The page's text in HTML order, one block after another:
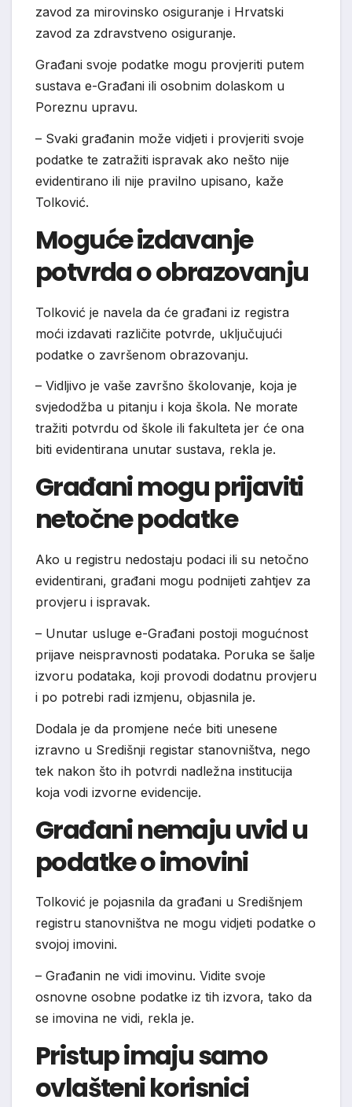
zavod za mirovinsko osiguranje i Hrvatski
zavod za zdravstveno osiguranje.
Građani svoje podatke mogu provjeriti putem
sustava e-Građani ili osobnim dolaskom u
Poreznu upravu.
– Svaki građanin može vidjeti i provjeriti svoje
podatke te zatražiti ispravak ako nešto nije
evidentirano ili nije pravilno upisano, kaže
Tolković.
Moguće izdavanje
potvrda o obrazovanju
Tolković je navela da će građani iz registra
moći izdavati različite potvrde, uključujući
podatke o završenom obrazovanju.
– Vidljivo je vaše završno školovanje, koja je
svjedodžba u pitanju i koja škola. Ne morate
tražiti potvrdu od škole ili fakulteta jer će ona
biti evidentirana unutar sustava, rekla je.
Građani mogu prijaviti
netočne podatke
Ako u registru nedostaju podaci ili su netočno
evidentirani, građani mogu podnijeti zahtjev za
provjeru i ispravak.
– Unutar usluge e-Građani postoji mogućnost
prijave neispravnosti podataka. Poruka se šalje
izvoru podataka, koji provodi dodatnu provjeru
i po potrebi radi izmjenu, objasnila je.
Dodala je da promjene neće biti unesene
izravno u Središnji registar stanovništva, nego
tek nakon što ih potvrdi nadležna institucija
koja vodi izvorne evidencije.
Građani nemaju uvid u
podatke o imovini
Tolković je pojasnila da građani u Središnjem
registru stanovništva ne mogu vidjeti podatke o
svojoj imovini.
– Građanin ne vidi imovinu. Vidite svoje
osnovne osobne podatke iz tih izvora, tako da
se imovina ne vidi, rekla je.
Pristup imaju samo
ovlašteni korisnici